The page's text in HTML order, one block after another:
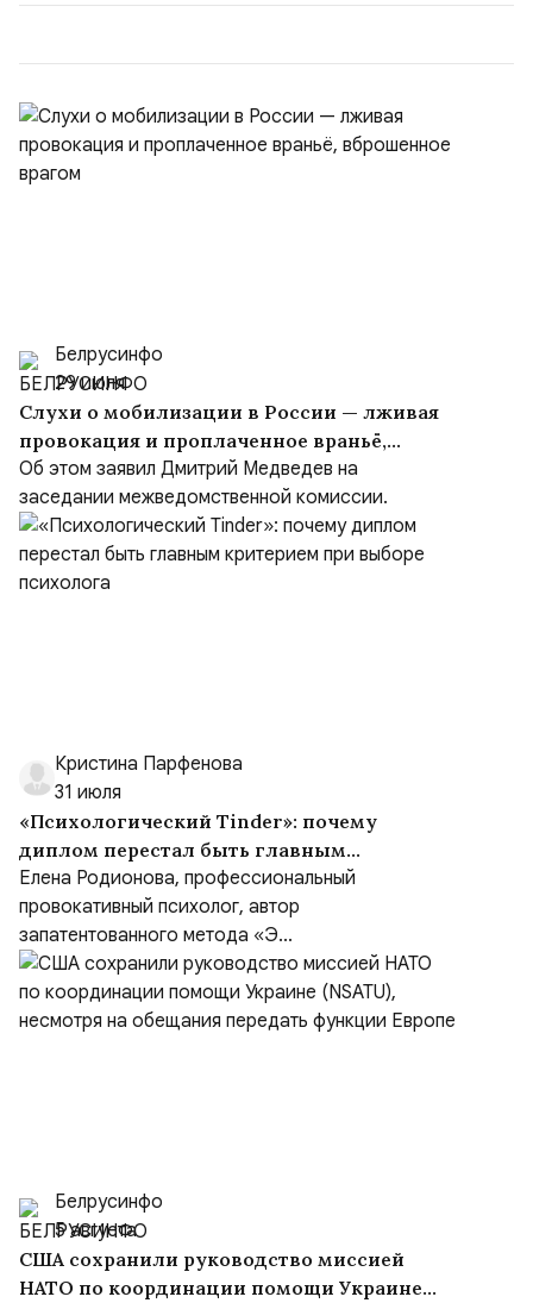
50/50. Стало: Новое соглашение закрепляет за
Белрусинфо
29 июля
Слухи о мобилизации в России — лживая
провокация и проплаченное враньё,
вброшенное врагом
Об этом заявил Дмитрий Медведев на
заседании межведомственной комиссии.
Кристина Парфенова
31 июля
«Психологический Tinder»: почему
диплом перестал быть главным
критерием при выборе психолога
Елена Родионова, профессиональный
провокативный психолог, автор
запатентованного метода «Э...
Белрусинфо
5 августа
США сохранили руководство миссией
НАТО по координации помощи Украине